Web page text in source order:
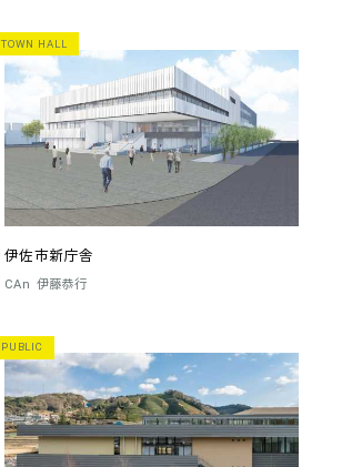
TOWN HALL
伊佐市新庁舎
CAn 伊藤恭行
PUBLIC